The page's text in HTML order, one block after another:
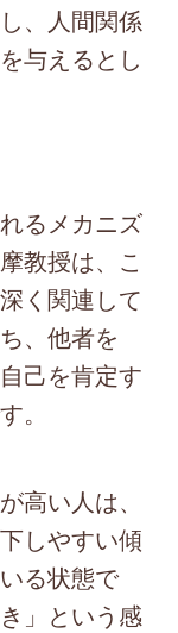
、人間関係
与えるとし
るメカニズ
教授は、こ
く関連して
、他者を
己を肯定す
。
高い人は、
しやすい傾
る状態で
」という感